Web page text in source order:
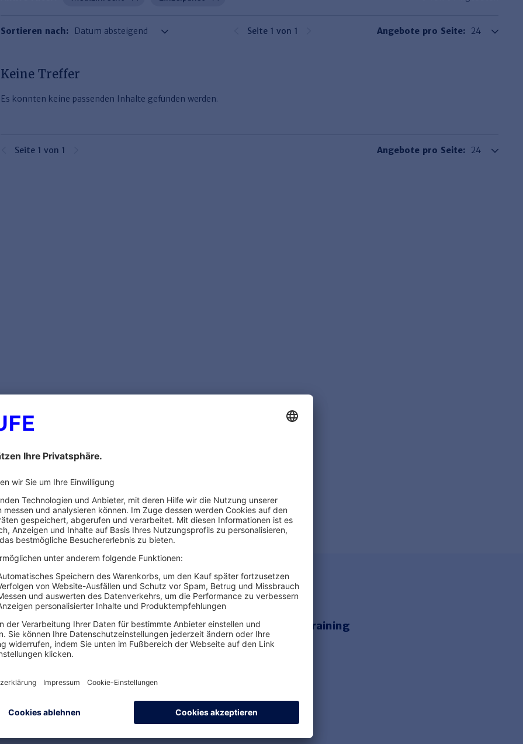
Sortieren nach: Angebote pro Seite:
Seite 1 von 1
Keine Treffer
Es konnten keine passenden Inhalte gefunden werden.
Angebote pro Seite:
Seite 1 von 1
Ihre Vorteile von Haufe Onlinetraining